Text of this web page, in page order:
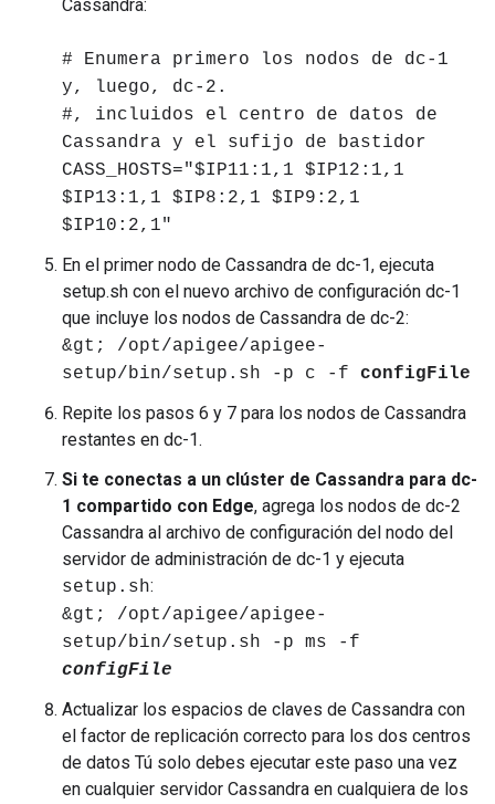
Cassandra:
# Enumera primero los nodos de dc-1
y, luego, dc-2.
#, incluidos el centro de datos de
Cassandra y el sufijo de bastidor
CASS_HOSTS="$IP11:1,1 $IP12:1,1
$IP13:1,1 $IP8:2,1 $IP9:2,1
$IP10:2,1"
En el primer nodo de Cassandra de dc-1, ejecuta
setup.sh con el nuevo archivo de configuración dc-1
que incluye los nodos de Cassandra de dc-2:
&gt; /opt/apigee/apigee-
setup/bin/setup.sh -p c -f configFile
Repite los pasos 6 y 7 para los nodos de Cassandra
restantes en dc-1.
Si te conectas a un clúster de Cassandra para dc-
1 compartido con Edge, agrega los nodos de dc-2
Cassandra al archivo de configuración del nodo del
servidor de administración de dc-1 y ejecuta
setup.sh:
&gt; /opt/apigee/apigee-
setup/bin/setup.sh -p ms -f
configFile
Actualizar los espacios de claves de Cassandra con
el factor de replicación correcto para los dos centros
de datos Tú solo debes ejecutar este paso una vez
en cualquier servidor Cassandra en cualquiera de los